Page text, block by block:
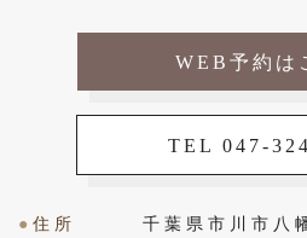
WEB予約は
TEL 047-
●住所 千葉県市川市八